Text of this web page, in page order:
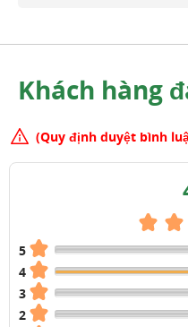
Khách hàng
(Quy định duyệt bình
5
4
3
2